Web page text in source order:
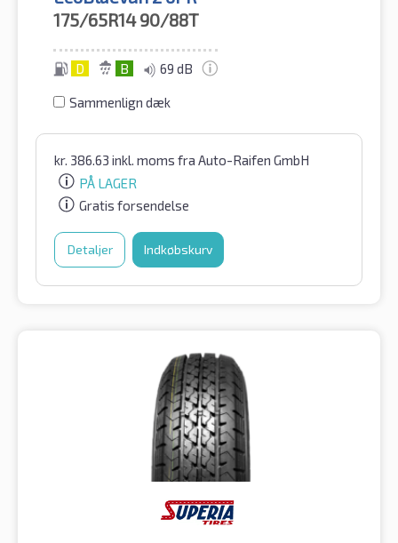
175/65R14 90/88T
D B 69 dB
Sammenlign dæk
kr. 386.63 inkl. moms fra Auto-Raifen GmbH
PÅ LAGER
Gratis forsendelse
Detaljer Indkøbskurv